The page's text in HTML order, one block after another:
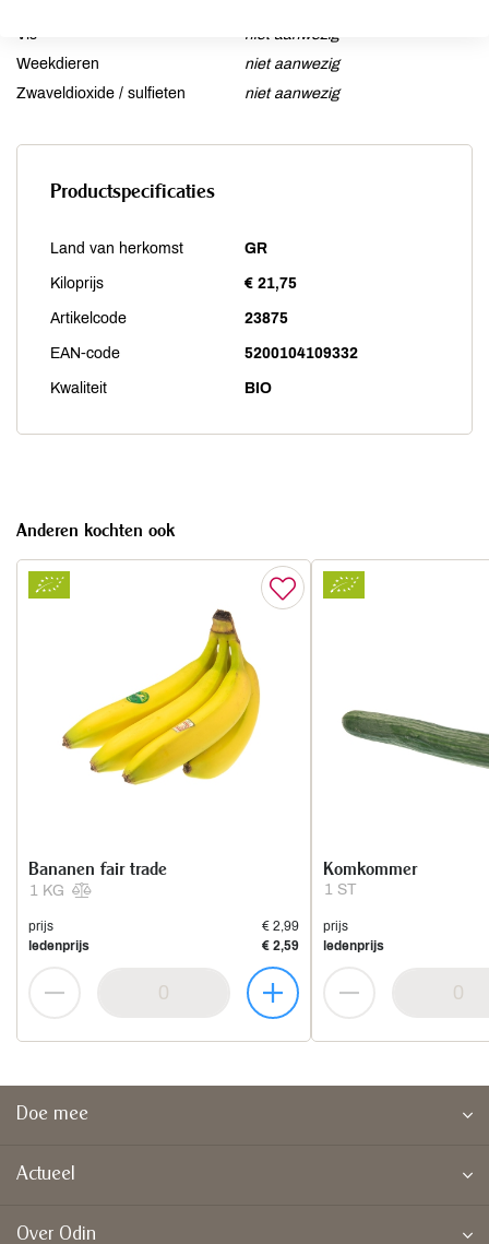
Vis
niet aanwezig
Weekdieren
niet aanwezig
Zwaveldioxide / sulfieten
niet aanwezig
Productspecificaties
Land van herkomst GR
Kiloprijs € 21,75
Artikelcode 23875
EAN-code 5200104109332
Kwaliteit BIO
Anderen kochten ook
1 KG
Bananen fair trade
prijs
€ 2,99
ledenprijs
€ 2,59
1 ST
Komkommer
prijs
ledenprijs
Doe mee
Actueel
Over Odin